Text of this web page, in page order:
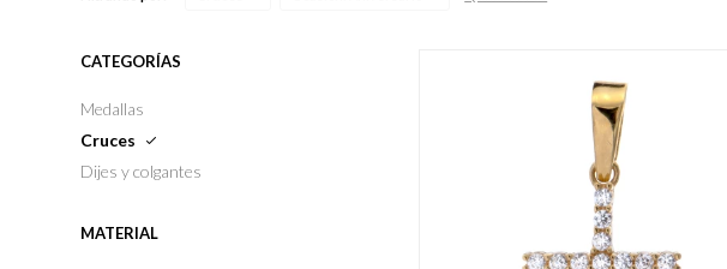
CATEGORÍAS
Medallas
Cruces
Dijes y colgantes
MATERIAL